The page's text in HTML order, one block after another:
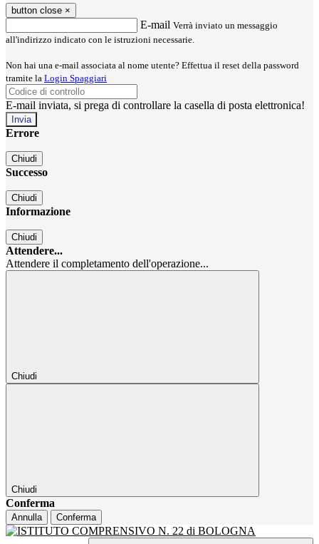
button close ×
E-mail Verrà inviato un messaggio
all'indirizzo indicato con le istruzioni necessarie.
Non hai una e-mail associata al nome utente? Effettua il reset della password
tramite la Login Spaggiari
E-mail inviata, si prega di controllare la casella di posta elettronica!
Errore
Chiudi
Successo
Chiudi
Informazione
Chiudi
Attendere...
Attendere il completamento dell'operazione...
Chiudi
Chiudi
Conferma
Annulla Conferma